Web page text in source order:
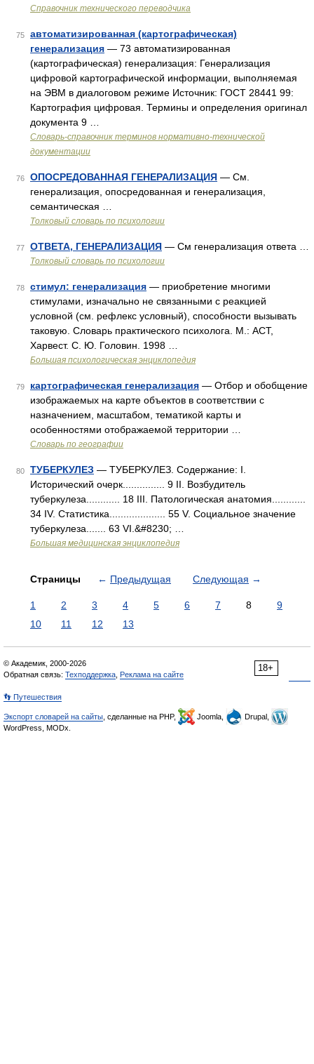
Справочник технического переводчика
75
автоматизированная (картографическая)
генерализация — 73 автоматизированная
(картографическая) генерализация: Генерализация
цифровой картографической информации, выполняемая
на ЭВМ в диалоговом режиме Источник: ГОСТ 28441 99:
Картография цифровая. Термины и определения оригинал
документа 9 …
Словарь-справочник терминов нормативно-технической
документации
76 ОПОСРЕДОВАННАЯ ГЕНЕРАЛИЗАЦИЯ — См.
генерализация, опосредованная и генерализация,
семантическая …
Толковый словарь по психологии
77 ОТВЕТА, ГЕНЕРАЛИЗАЦИЯ — См генерализация ответа …
Толковый словарь по психологии
78 стимул: генерализация — приобретение многими
стимулами, изначально не связанными с реакцией
условной (см. рефлекс условный), способности вызывать
таковую. Словарь практического психолога. М.: АСТ,
Харвест. С. Ю. Головин. 1998 …
Большая психологическая энциклопедия
79 картографическая генерализация — Отбор и обобщение
изображаемых на карте объектов в соответствии с
назначением, масштабом, тематикой карты и
особенностями отображаемой территории …
Словарь по географии
80 ТУБЕРКУЛЕЗ — ТУБЕРКУЛЕЗ. Содержание: I.
Исторический очерк............... 9 II. Возбудитель
туберкулеза............ 18 III. Патологическая анатомия............
34 IV. Статистика.................... 55 V. Социальное значение
туберкулеза....... 63 VІ.&#8230; …
Большая медицинская энциклопедия
Страницы ← Предыдущая Следующая →
1 2 3 4 5 6 7 8
9
10
11 12 13
18+
© Академик, 2000-2026
Обратная связь: Техподдержка Реклама на сайте
👣 Путешествия
Экспорт словарей на сайты , сделанные на PHP, Joomla,
Drupal,
WordPress, MODx.